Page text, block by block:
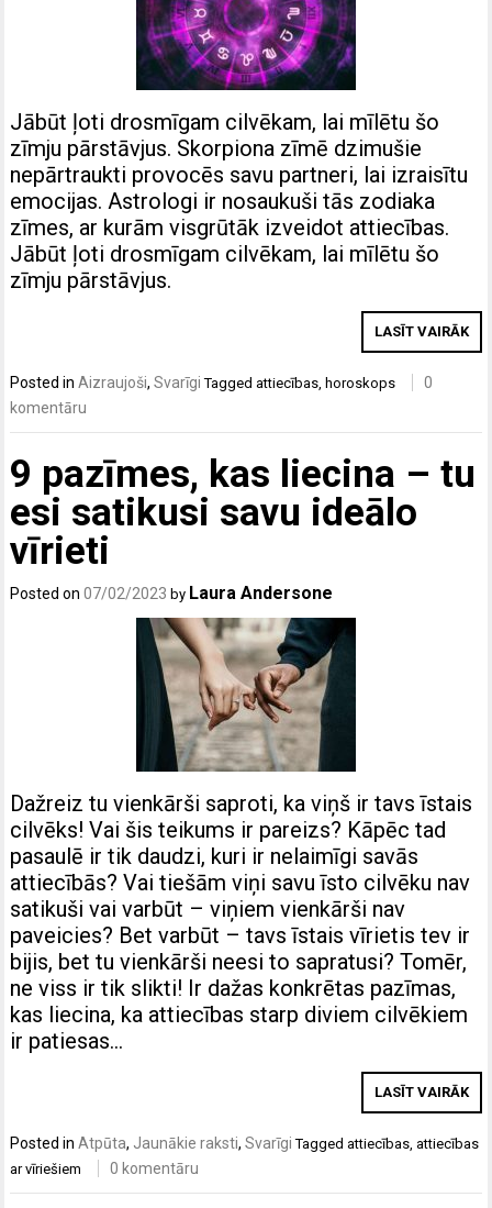
Jābūt ļoti drosmīgam cilvēkam, lai mīlētu šo
zīmju pārstāvjus. Skorpiona zīmē dzimušie
nepārtraukti provocēs savu partneri, lai izraisītu
emocijas. Astrologi ir nosaukuši tās zodiaka
zīmes, ar kurām visgrūtāk izveidot attiecības.
Jābūt ļoti drosmīgam cilvēkam, lai mīlētu šo
zīmju pārstāvjus.
LASĪT VAIRĀK
Posted inAizraujoši,Svarīgi Taggedattiecības, horoskops
0
komentāru
9 pazīmes, kas liecina – tu
esi satikusi savu ideālo
vīrieti
Posted on07/02/2023 by Laura Andersone
Dažreiz tu vienkārši saproti, ka viņš ir tavs īstais
cilvēks! Vai šis teikums ir pareizs? Kāpēc tad
pasaulē ir tik daudzi, kuri ir nelaimīgi savās
attiecībās? Vai tiešām viņi savu īsto cilvēku nav
satikuši vai varbūt – viņiem vienkārši nav
paveicies? Bet varbūt – tavs īstais vīrietis tev ir
bijis, bet tu vienkārši neesi to sapratusi? Tomēr,
ne viss ir tik slikti! Ir dažas konkrētas pazīmas,
kas liecina, ka attiecības starp diviem cilvēkiem
ir patiesas…
LASĪT VAIRĀK
Posted inAtpūta, Jaunākie raksti,Svarīgi Taggedattiecības ,attiecības
ar vīriešiem
0 komentāru